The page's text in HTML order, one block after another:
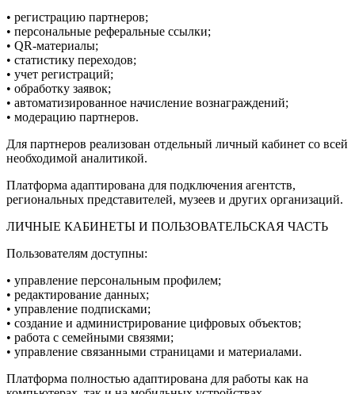
• регистрацию партнеров;
• персональные реферальные ссылки;
• QR-материалы;
• статистику переходов;
• учет регистраций;
• обработку заявок;
• автоматизированное начисление вознаграждений;
• модерацию партнеров.
Для партнеров реализован отдельный личный кабинет со всей
необходимой аналитикой.
Платформа адаптирована для подключения агентств,
региональных представителей, музеев и других организаций.
ЛИЧНЫЕ КАБИНЕТЫ И ПОЛЬЗОВАТЕЛЬСКАЯ ЧАСТЬ
Пользователям доступны:
• управление персональным профилем;
• редактирование данных;
• управление подписками;
• создание и администрирование цифровых объектов;
• работа с семейными связями;
• управление связанными страницами и материалами.
Платформа полностью адаптирована для работы как на